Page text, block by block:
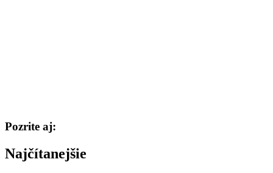
Pozrite aj:
Najčítanejšie